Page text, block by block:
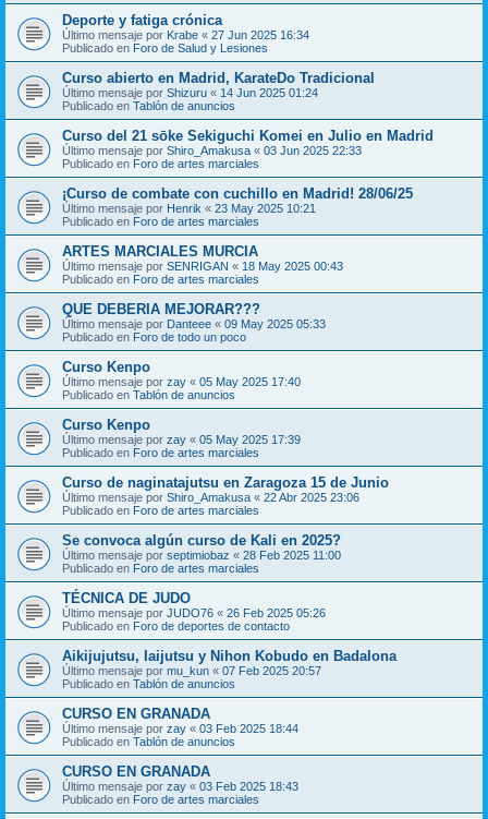
Deporte y fatiga crónica
Último mensaje por Krabe « 27 Jun 2025 16:34
Publicado en Foro de Salud y Lesiones
Curso abierto en Madrid, KarateDo Tradicional
Último mensaje por Shizuru « 14 Jun 2025 01:24
Publicado en Tablón de anuncios
Curso del 21 sōke Sekiguchi Komei en Julio en Madrid
Último mensaje por Shiro_Amakusa « 03 Jun 2025 22:33
Publicado en Foro de artes marciales
¡Curso de combate con cuchillo en Madrid! 28/06/25
Último mensaje por Henrik « 23 May 2025 10:21
Publicado en Foro de artes marciales
ARTES MARCIALES MURCIA
Último mensaje por SENRIGAN « 18 May 2025 00:43
Publicado en Foro de artes marciales
QUE DEBERIA MEJORAR???
Último mensaje por Danteee « 09 May 2025 05:33
Publicado en Foro de todo un poco
Curso Kenpo
Último mensaje por zay « 05 May 2025 17:40
Publicado en Tablón de anuncios
Curso Kenpo
Último mensaje por zay « 05 May 2025 17:39
Publicado en Foro de artes marciales
Curso de naginatajutsu en Zaragoza 15 de Junio
Último mensaje por Shiro_Amakusa « 22 Abr 2025 23:06
Publicado en Foro de artes marciales
Se convoca algún curso de Kali en 2025?
Último mensaje por septimiobaz « 28 Feb 2025 11:00
Publicado en Foro de artes marciales
TÉCNICA DE JUDO
Último mensaje por JUDO76 « 26 Feb 2025 05:26
Publicado en Foro de deportes de contacto
Aikijujutsu, Iaijutsu y Nihon Kobudo en Badalona
Último mensaje por mu_kun « 07 Feb 2025 20:57
Publicado en Tablón de anuncios
CURSO EN GRANADA
Último mensaje por zay « 03 Feb 2025 18:44
Publicado en Tablón de anuncios
CURSO EN GRANADA
Último mensaje por zay « 03 Feb 2025 18:43
Publicado en Foro de artes marciales